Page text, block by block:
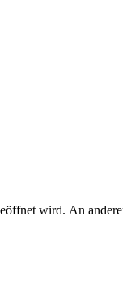
wird. An